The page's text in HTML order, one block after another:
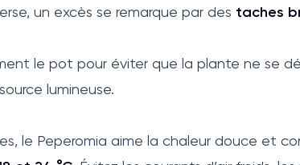
un excès se remarque par des taches
le pot pour éviter que la plante ne se
lumineuse.
le Peperomia aime la chaleur douce et